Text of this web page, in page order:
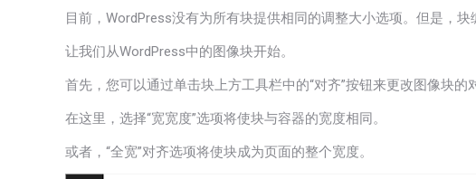
目前，WordPress没有为所有块提供相同的调整大小选项。但是，
让我们从WordPress中的图像块开始。
首先，您可以通过单击块上方工具栏中的“对齐”按钮来更改图像块的
在这里，选择“宽宽度”选项将使块与容器的宽度相同。
或者，“全宽”对齐选项将使块成为页面的整个宽度。